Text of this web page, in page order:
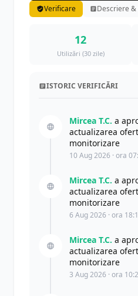
Verificare Descriere &
12
Utilizări (30 zile)
ISTORIC VERIFICĂRI
Mircea T.C. a
actualizarea
monitorizare
10 Aug 2026 · ora
Mircea T.C. a
actualizarea
monitorizare
6 Aug 2026 · ora
Mircea T.C. a
actualizarea
monitorizare
3 Aug 2026 · ora